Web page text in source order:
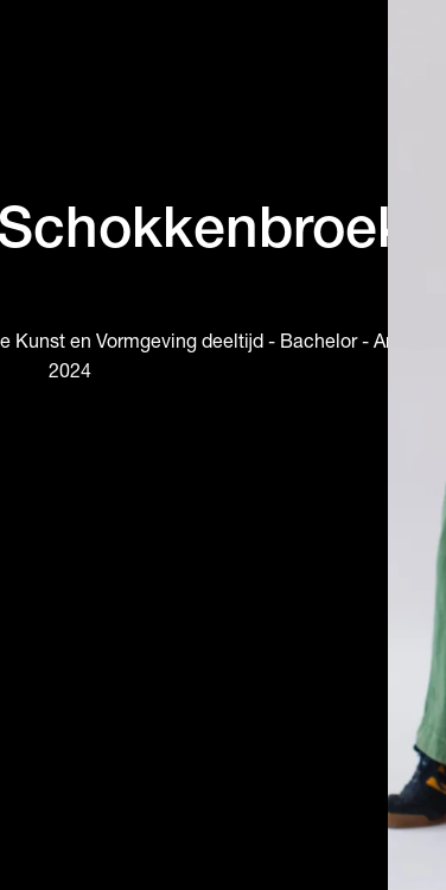
Kunst en Vormgeving deeltijd - Bachelor - Arnhem •
2024